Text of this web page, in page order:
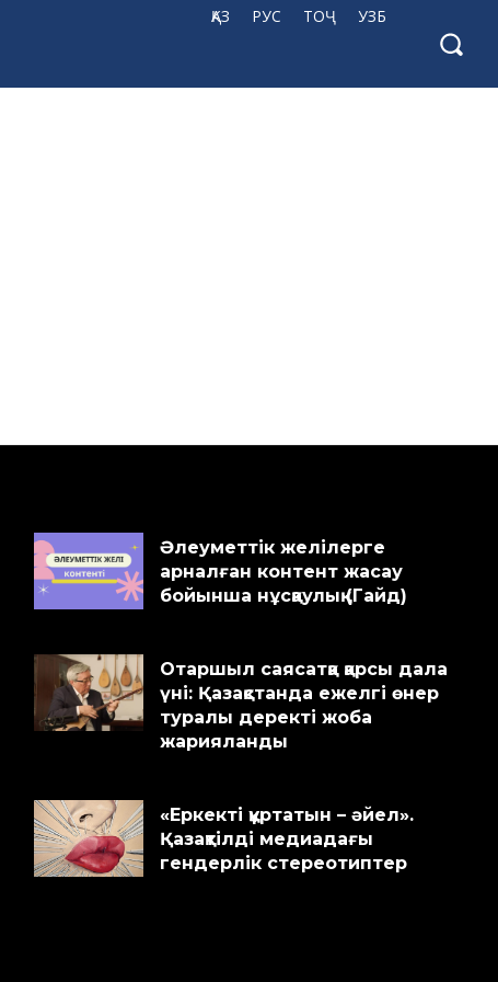
ҚАЗ РУС ТОҶ УЗБ
Әлеуметтік желілерге
арналған контент жасау
бойынша нұсқаулық (Гайд)
Отаршыл саясатқа қарсы дала
үні: Қазақстанда ежелгі өнер
туралы деректі жоба
жарияланды
«Еркекті құртатын – әйел».
Қазақтілді медиадағы
гендерлік стереотиптер